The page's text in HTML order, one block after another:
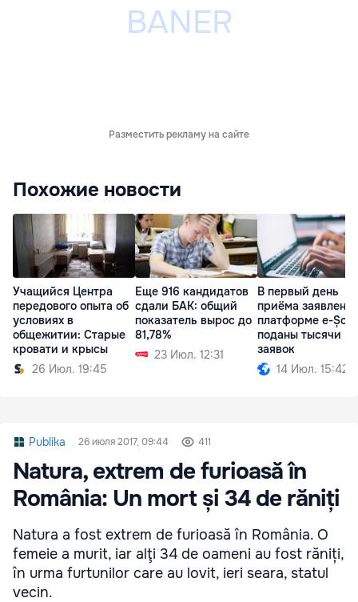
Разместить рекламу на сайте
Похожие новости
Учащийся Центра
передового опыта об
условиях в
общежитии: Старые
кровати и крысы
26 Июл. 19:45
Еще 916 кандидатов
сдали БАК: общий
показатель вырос до
81,78%
23 Июл. 12:31
В первый день
приёма
платформе e-
поданы тысячи
заявок
14 Июл. 15:42
Publika 26 июля 2017, 09:44 411
Natura, extrem de furioasă în
România: Un mort și 34 de răniți
Natura a fost extrem de furioasă în România. O
femeie a murit, iar alţi 34 de oameni au fost răniți,
în urma furtunilor care au lovit, ieri seara, statul
vecin.